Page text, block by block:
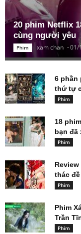
20 phim Netflix
cùng người yêu
Phim xam chan -01/
6 phần
thứ tự
Phim
18
bạn đã
Phim
thác
Phim
Phim
Trần
Phim